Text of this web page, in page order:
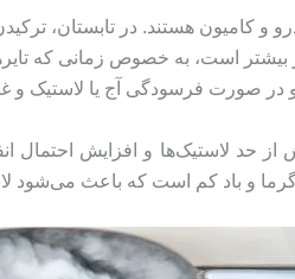
و کامیون هستند. در تابستان،
بیشتر است، به خصوص زمانی
صورت فرسودگی آج یا لاستیک و
حد لاستیک‌ها و افزایش احتمال
و باد کم است که باعث می‌شود